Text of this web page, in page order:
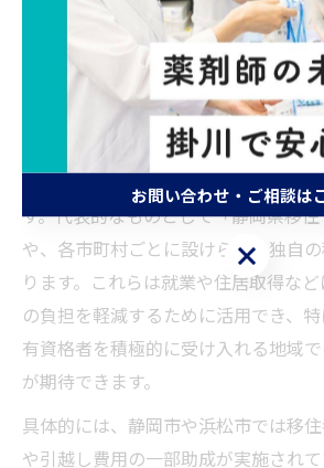
薬剤師が活用できる静岡の移住支
静岡県では、薬剤師を含む専門職のU
するため、さまざまな移住支援制度
す。代表的なものとして「静岡県移
や、各市町村ごとに設けられた独自
ります。これらは就業や住居取得な
の負担を軽減するために活用でき、
有資格者を積極的に受け入れる地域
が期待できます。
具体的には、静岡市や浜松市では移
や引越し費用の一部助成が実施され
お問い合わせ・ご相談は
お問い合わせ・ご相談は